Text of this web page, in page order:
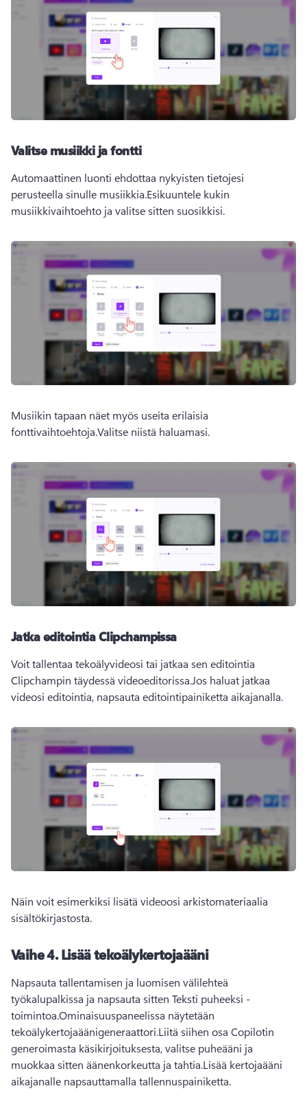
Valitse musiikki ja fontti
Automaattinen luonti ehdottaa nykyisten tietojesi
perusteella sinulle musiikkia.Esikuuntele kukin
musiikkivaihtoehto ja valitse sitten suosikkisi.
Musiikin tapaan näet myös useita erilaisia
fonttivaihtoehtoja.Valitse niistä haluamasi.
Jatka editointia Clipchampissa
Voit tallentaa tekoälyvideosi tai jatkaa sen editointia
Clipchampin täydessä videoeditorissa.Jos haluat jatkaa
videosi editointia, napsauta editointipainiketta aikajanalla.
Näin voit esimerkiksi lisätä videoosi arkistomateriaalia
sisältökirjastosta.
Vaihe 4.Lisää tekoälykertojaääni
Napsauta tallentamisen ja luomisen välilehteä
työkalupalkissa ja napsauta sitten Teksti puheeksi -
toimintoa.Ominaisuuspaneelissa näytetään
tekoälykertojaäänigeneraattori.Liitä siihen osa Copilotin
generoimasta käsikirjoituksesta, valitse puheääni ja
muokkaa sitten äänenkorkeutta ja tahtia.Lisää kertojaääni
aikajanalle napsauttamalla tallennuspainiketta.